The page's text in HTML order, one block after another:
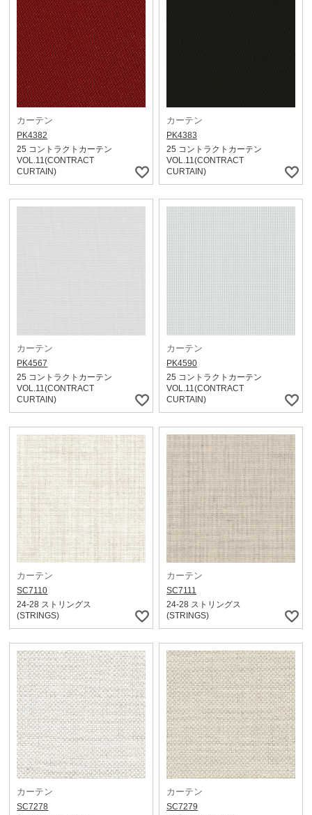
カーテン
PK4382
25 コントラクトカーテン
VOL.11(CONTRACT
CURTAIN)
カーテン
PK4383
25 コントラクトカーテン
VOL.11(CONTRACT
CURTAIN)
カーテン
PK4567
25 コントラクトカーテン
VOL.11(CONTRACT
CURTAIN)
カーテン
PK4590
25 コントラクトカーテン
VOL.11(CONTRACT
CURTAIN)
カーテン
SC7110
24-28 ストリングス
(STRINGS)
カーテン
SC7111
24-28 ストリングス
(STRINGS)
カーテン
SC7278
カーテン
SC7279